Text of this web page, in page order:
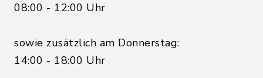
08:00 - 12:00 Uhr
sowie zusätzlich am Donnerstag:
14:00 - 18:00 Uhr